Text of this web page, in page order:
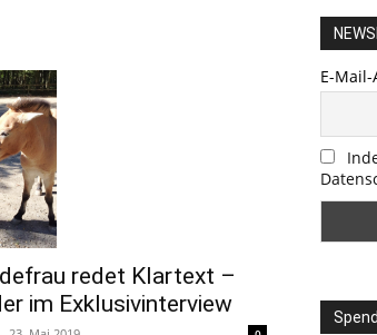
redet Klartext –
im Ex­klu­siv­in­ter­view
E-